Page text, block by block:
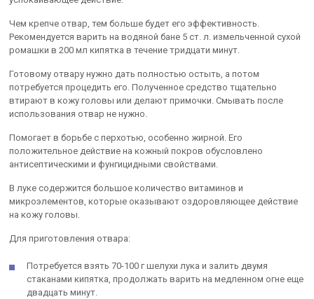
Чем крепче отвар, тем больше будет его эффективность.
Рекомендуется варить на водяной бане 5 ст. л. измельченной сухой
ромашки в 200 мл кипятка в течение тридцати минут.
Готовому отвару нужно дать полностью остыть, а потом
потребуется процедить его. Полученное средство тщательно
втирают в кожу головы или делают примочки. Смывать после
использования отвар не нужно.
Помогает в борьбе с перхотью, особенно жирной. Его
положительное действие на кожный покров обусловлено
антисептическими и фунгицидными свойствами.
В луке содержится большое количество витаминов и
микроэлементов, которые оказывают оздоровляющее действие
на кожу головы.
Для приготовления отвара:
Потребуется взять 70-100 г шелухи лука и залить двумя
стаканами кипятка, продолжать варить на медленном огне еще
двадцать минут.